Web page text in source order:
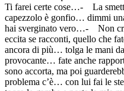
Ti farei certe cose…- La
capezzolo è gonfio… dimmi
hai sverginato vero…- Non
eccita se racconti, quello che
ancora di più… tolga le mani
provocante… fate anche
sono accorta, ma poi
problema c’è… con lui fai le